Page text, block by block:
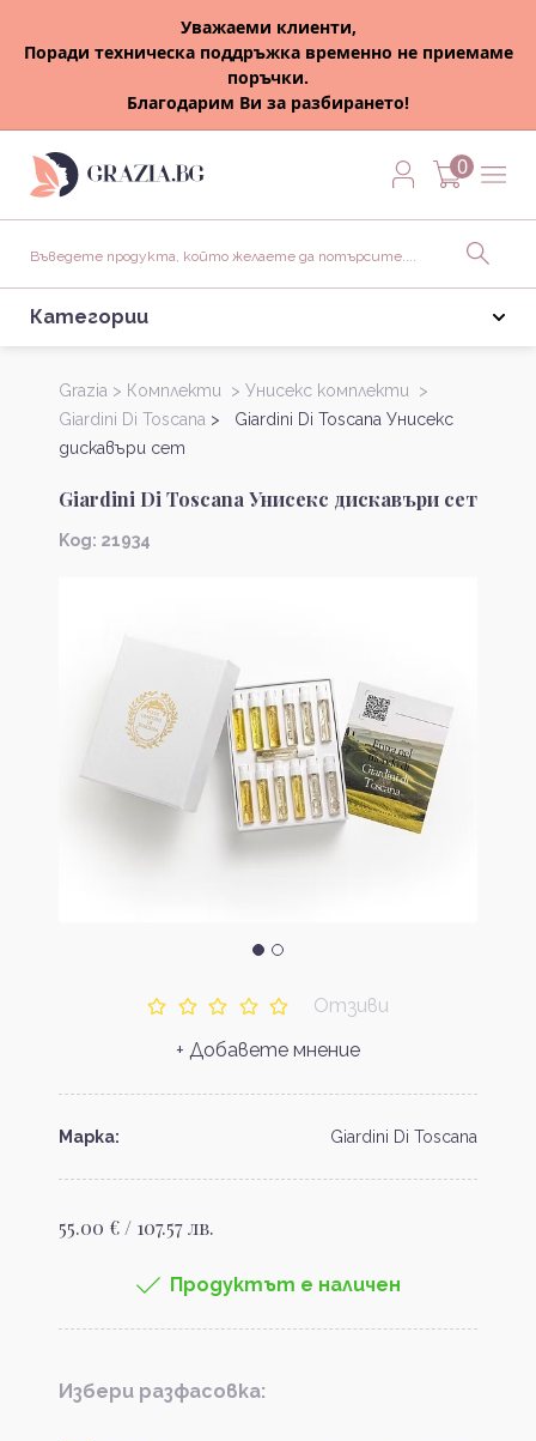
Уважаеми клиенти,
Поради техническа поддръжка временно не приемаме
поръчки.
Благодарим Ви за разбирането!
0
Категории
Grazia > Комплекти > Унисекс комплекти >
Giardini Di Toscana > Giardini Di Toscana Унисекс
дискавъри сет
Giardini Di Toscana Унисекс дискавъри сет
Kод: 21934
Отзиви
+ Добавете мнение
Марка: Giardini Di Toscana
55.00 € / 107.57 лв.
Продуктът е наличен
Избери разфасовка: